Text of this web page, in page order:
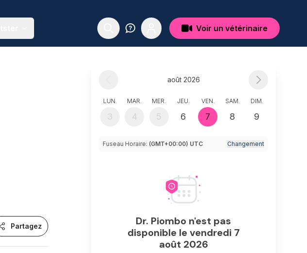
Voir un vétérinaire
Partagez
août 2026
LUN.
3
MAR.
4
MER.
5
JEU.
6
VEN.
7
SAM.
8
DIM.
9
Fuseau Horaire: (GMT+00:00) UTC Changement
Dr. Piombo n'est pas
disponible le vendredi 7
août 2026